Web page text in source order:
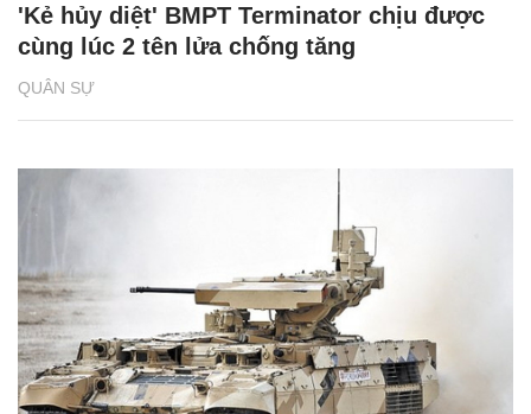
QUÂN SỰ
'Kẻ hủy diệt' BMPT Terminator chịu được
cùng lúc 2 tên lửa chống tăng